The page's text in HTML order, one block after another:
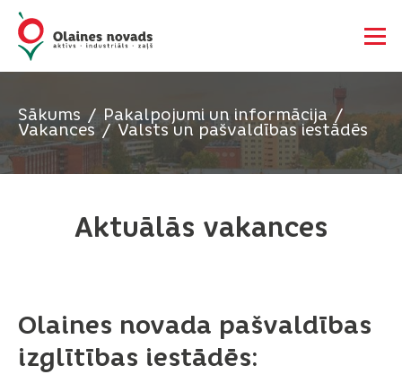
Sākums Pakalpojumi un informācija
Vakances Valsts un pašvaldības iestādēs
Aktuālās vakances
Olaines novada pašvaldības
izglītības iestādēs: